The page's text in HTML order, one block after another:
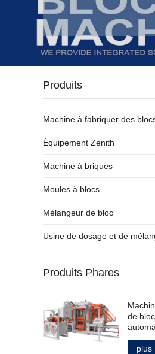
Produits
Machine à fabriquer des
Équipement Zenith
Machine à briques
Moules à blocs
Mélangeur de bloc
Usine de dosage et de
Produits Phares
de
pavés
plus